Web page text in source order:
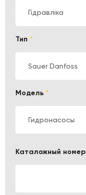
Гідравліка
Тип *
Sauer Danfoss
Модель *
Гидронасосы
Каталожный номер